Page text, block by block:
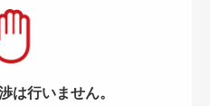
は行いません。